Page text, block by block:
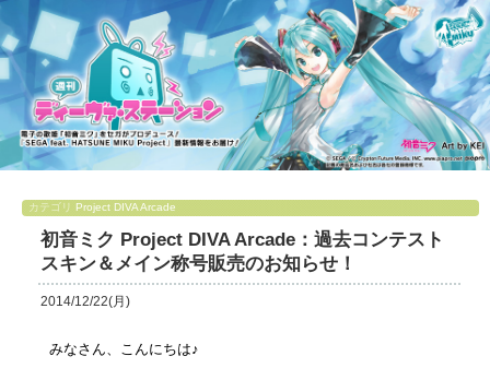
カテゴリ Project DIVA Arcade
初音ミク Project DIVA Arcade：過去コンテスト
スキン＆メイン称号販売のお知らせ！
2014/12/22(月)
みなさん、こんにちは♪